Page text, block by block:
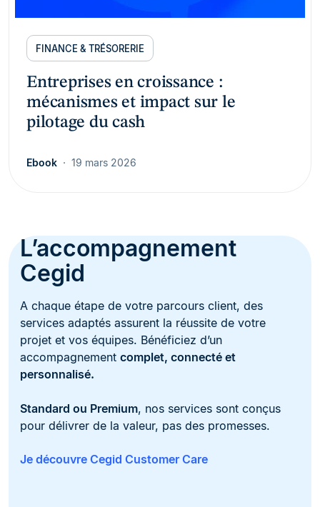
FINANCE & TRÉSORERIE
Entreprises en croissance :
mécanismes et impact sur le
pilotage du cash
Ebook 19 mars 2026
L’accompagnement
Cegid
A chaque étape de votre parcours client, des
services adaptés assurent la réussite de votre
projet et vos équipes. Bénéficiez d’un
accompagnement complet, connecté et
personnalisé.
Standard ou Premium, nos services sont conçus
pour délivrer de la valeur, pas des promesses​.
Je découvre Cegid Customer Care